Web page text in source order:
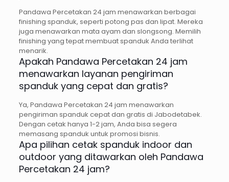
Pandawa Percetakan 24 jam menawarkan berbagai
finishing spanduk, seperti potong pas dan lipat. Mereka
juga menawarkan mata ayam dan slongsong. Memilih
finishing yang tepat membuat spanduk Anda terlihat
menarik.
Apakah Pandawa Percetakan 24 jam
menawarkan layanan pengiriman
spanduk yang cepat dan gratis?
Ya, Pandawa Percetakan 24 jam menawarkan
pengiriman spanduk cepat dan gratis di Jabodetabek.
Dengan cetak hanya 1-2 jam, Anda bisa segera
memasang spanduk untuk promosi bisnis.
Apa pilihan cetak spanduk indoor dan
outdoor yang ditawarkan oleh Pandawa
Percetakan 24 jam?